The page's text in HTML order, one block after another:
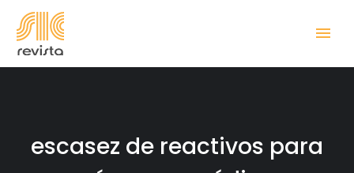
escasez de reactivos para